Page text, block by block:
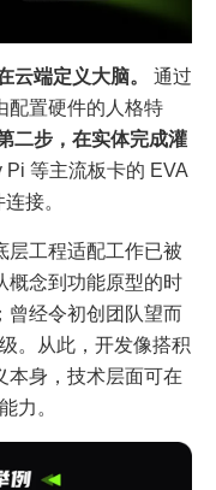
云端定义大脑。 通过
配置硬件的人格特
二步，在实体完成灌
等主流板卡的 EVA
接。
层工程适配工作已被
概念到功能原型的时
曾经令初创团队望而
。从此，开发像搭积
本身，技术层面可在
力。